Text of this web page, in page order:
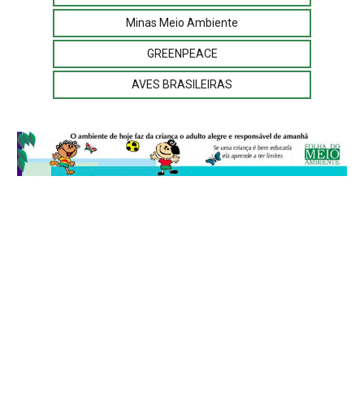
Minas Meio Ambiente
GREENPEACE
AVES BRASILEIRAS